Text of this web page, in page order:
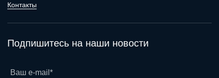
Контакты
Подпишитесь на наши новости
Ваш e-mail*